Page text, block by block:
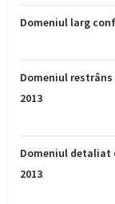
Domeniul larg
Domeniul
2013
Domeniul detaliat
2013